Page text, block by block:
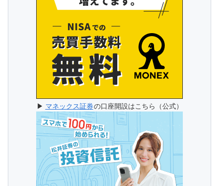
▶ マネックス証券の口座開設はこちら（公式）